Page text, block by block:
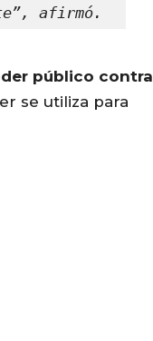
afirmó.
público contra
se utiliza para